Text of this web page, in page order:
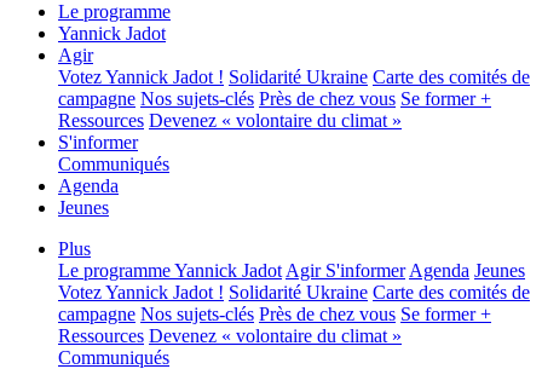
Le programme
Yannick Jadot
Agir
Votez Yannick Jadot ! Solidarité Ukraine Carte des comités de
campagne Nos sujets-clés Près de chez vous Se former +
Ressources Devenez « volontaire du climat »
S'informer
Communiqués
Agenda
Jeunes
Plus
Le programmeYannick Jadot Agir S'informer Agenda Jeunes
Votez Yannick Jadot ! Solidarité Ukraine Carte des comités de
campagne Nos sujets-clés Près de chez vous Se former +
Ressources Devenez « volontaire du climat »
Communiqués